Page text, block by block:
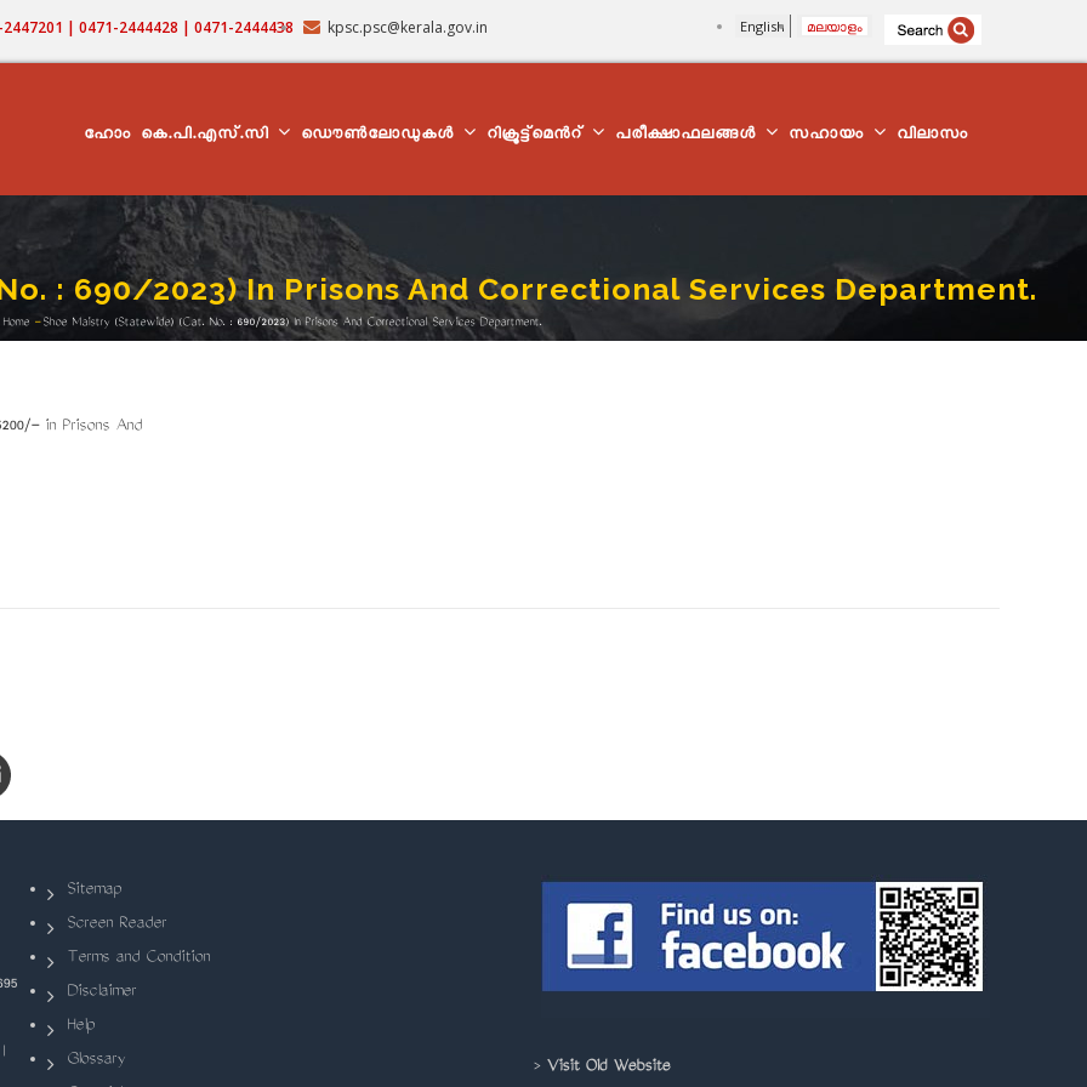
| 0471-2444428 | 0471-2444438 kpsc.psc@kerala.gov.in English മലയാളം
NAVIGATION
ഹോം കെ.പി.എസ്.സി ഡൌൺലോഡുകൾ റിക്രൂട്ട്മെന്‍റ് പരീക്ഷാഫലങ്ങൾ സഹായം വിലാസം
: 690/2023) In Prisons And Correctional Services Department.
Breadcrumb
Home - Shoe Maistry (Statewide) (Cat. No. : 690/2023) In Prisons And Correctional Services Department.
in Prisons And
Sitemap
Screen Reader
Terms and Condition
Disclaimer
Help
Glossary
> Visit Old Website